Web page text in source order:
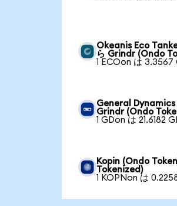
Okeanis Eco
ら Grindr (Ondo
1 ECOon は 3.3567
General
Grindr (Ondo
1 GDon は 21.6182
Kopin (Ondo
Tokenized)
1 KOPNon は